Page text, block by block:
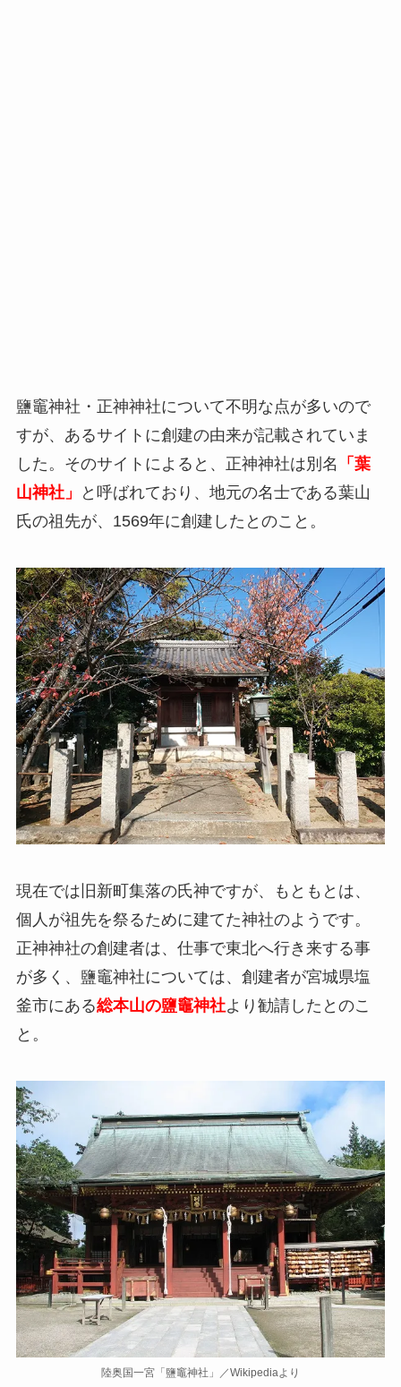
鹽竈神社・正神神社について不明な点が多いので
すが、あるサイトに創建の由来が記載されていま
した。そのサイトによると、正神神社は別名
「葉
山神社」
と呼ばれており、地元の名士である葉山
氏の祖先が、1569年に創建したとのこと。
現在では旧新町集落の氏神ですが、もともとは、
個人が祖先を祭るために建てた神社のようです。
正神神社の創建者は、仕事で東北へ行き来する事
が多く、鹽竈神社については、創建者が宮城県塩
釜市にある総本山の鹽竈神社より勧請したとのこ
と。
陸奥国一宮「鹽竈神社」／Wikipediaより